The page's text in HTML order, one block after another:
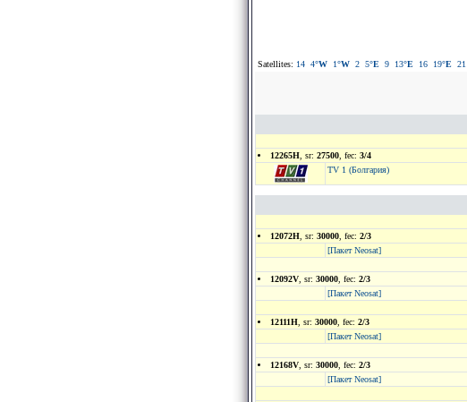
Satellites: 14 4°W 1°W 2 5°E 9 13°E 16 19°E 21
12265H , sr: 27500 , fec: 3/4
TV 1 (Болгария)
12072H , sr: 30000 , fec: 2/3
[Пакет Neosat]
12092V , sr: 30000 , fec: 2/3
[Пакет Neosat]
12111H , sr: 30000 , fec: 2/3
[Пакет Neosat]
12168V , sr: 30000 , fec: 2/3
[Пакет Neosat]